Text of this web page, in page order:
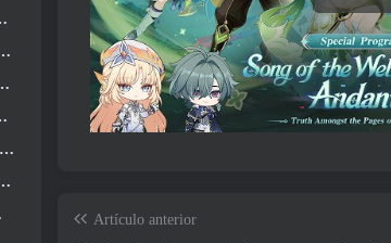
Artículo anterior